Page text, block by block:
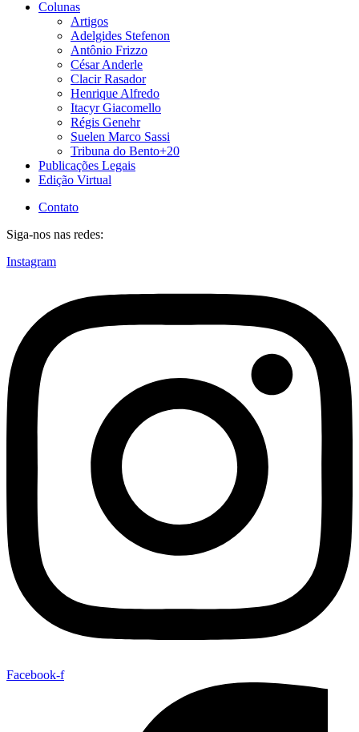
Colunas
Artigos
Adelgides Stefenon
Antônio Frizzo
César Anderle
Clacir Rasador
Henrique Alfredo
Itacyr Giacomello
Régis Genehr
Suelen Marco Sassi
Tribuna do Bento+20
Publicações Legais
Edição Virtual
Contato
Siga-nos nas redes:
Instagram
Facebook-f